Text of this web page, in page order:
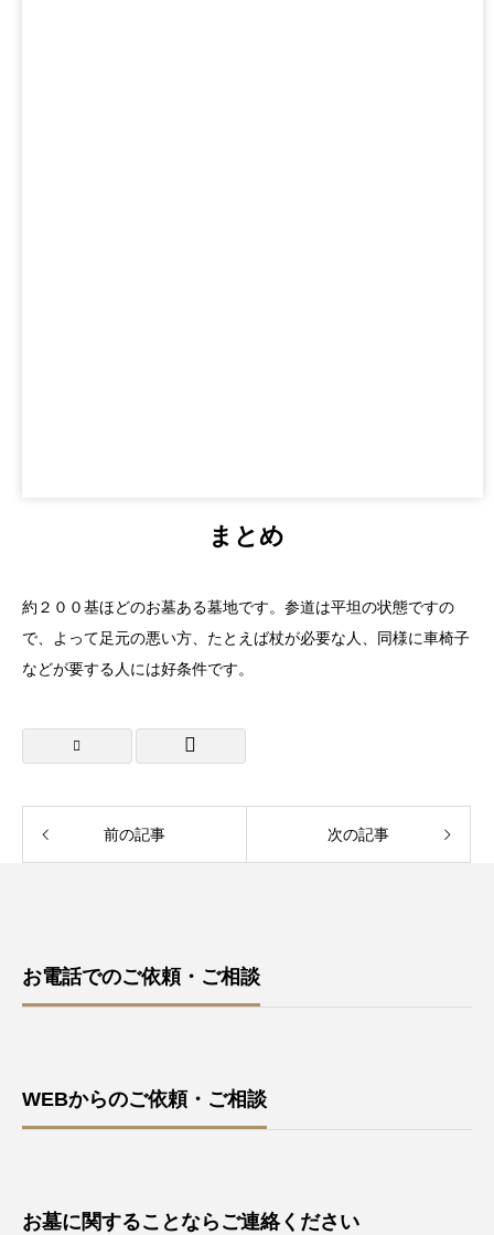
まとめ
約２００基ほどのお墓ある墓地です。参道は平坦の状態ですの
で、よって足元の悪い方、たとえば杖が必要な人、同様に車椅子
などが要する人には好条件です。
前の記事 次の記事
お電話でのご依頼・ご相談
WEBからのご依頼・ご相談
お墓に関することならご連絡ください